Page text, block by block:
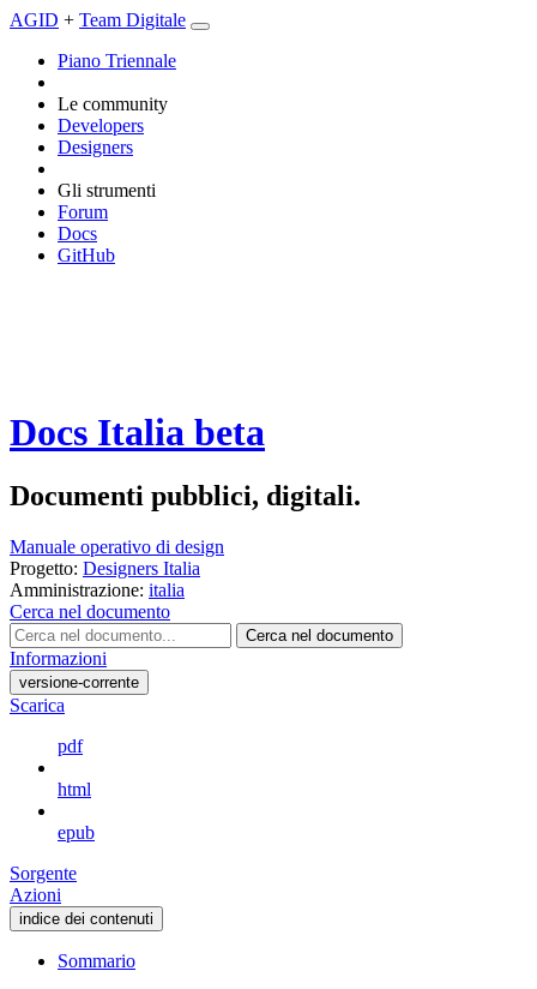
AGID + Team Digitale
Piano Triennale
Le community
Developers
Designers
Gli strumenti
Forum
Docs
GitHub
Docs Italia beta
Documenti pubblici, digitali.
Manuale operativo di design
Progetto: Designers Italia
Amministrazione: italia
Cerca nel documento
Cerca nel documento
Informazioni
versione-corrente
Scarica
pdf
html
epub
Sorgente
Azioni
indice dei contenuti
Sommario